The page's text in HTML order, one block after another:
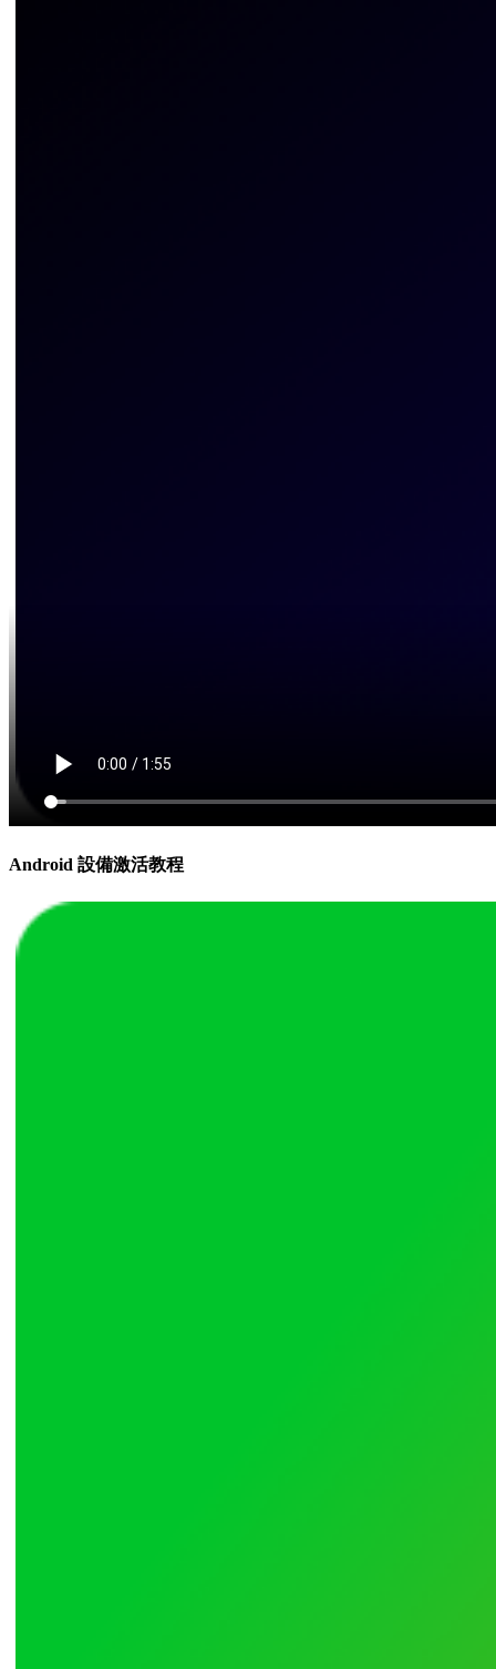
Android 設備激活教程